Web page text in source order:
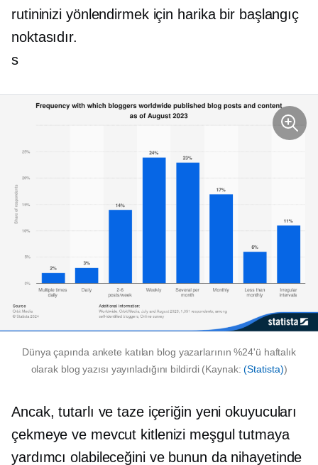
rutininizi yönlendirmek için harika bir başlangıç ​​
noktasıdır.
s
Dünya çapında ankete katılan blog yazarlarının %24'ü haftalık
olarak blog yazısı yayınladığını bildirdi (Kaynak:(Statista))
Ancak, tutarlı ve taze içeriğin yeni okuyucuları
çekmeye ve mevcut kitlenizi meşgul tutmaya
yardımcı olabileceğini ve bunun da nihayetinde